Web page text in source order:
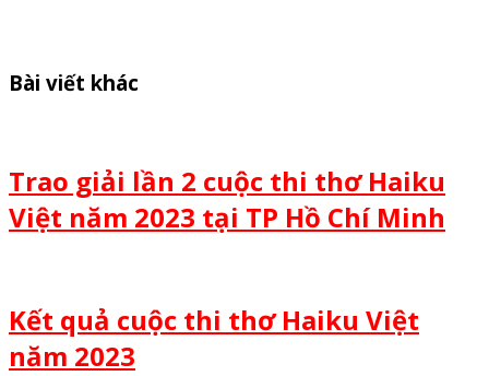
Bài viết khác
Trao giải lần 2 cuộc thi thơ Haiku
Việt năm 2023 tại TP Hồ Chí Minh
Kết quả cuộc thi thơ Haiku Việt
năm 2023